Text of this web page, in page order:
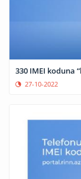
330 IMEI koduna
27-10-2022